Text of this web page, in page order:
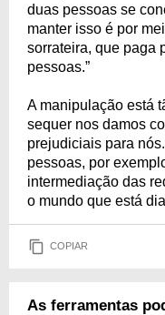
duas pessoas se
manter isso é por
sorrateira, que paga
pessoas.”
A manipulação está
sequer nos damos
prejudiciais para
pessoas, por
intermediação das
o mundo que está
COPIAR
As ferramentas